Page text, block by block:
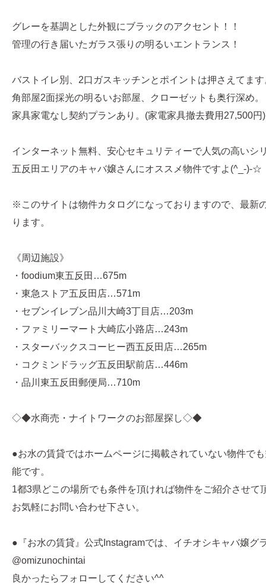
グレーを基調とした外観にブラックのアクセント！！
管理の行き届いたガラス張りの明るいエントランス！
バストイレ別、2口ガスキッチンとポイントは押さえてます
角部屋2面採光の明るいお部屋、クローゼットも奥行深め。
家具家電なし契約プランあり。(家電家具撤去費用27,500円)
インターネット無料、安心セキュリティーで人気の高いシ
五反田エリアのキャバ嬢さんにオススメ物件ですよ(^_-)-☆
※このサイトは物件カタログになっておりますので、最新
ります。
《周辺施設》
・foodium東五反田…675m
・東急ストア五反田店…571m
・セブンイレブン品川大崎3丁目店…203m
・ファミリーマート大崎広小路店…243m
・スターバックスコーヒー西五反田店…265m
・コクミンドラッグ五反田駅前店…446m
・品川東五反田郵便局…710m
◇◆水商売・ナイトワークのお部屋探し◇◆
●お水の賃貸ではホームページに掲載されていない物件で
能です。
1都3県どこの場所でも条件を頂ければ物件をご紹介させて
お気軽にお問い合わせ下さい。
●『お水の賃貸』公式Instagramでは、イチオシキャバ嬢グ
@omizunochintai
良かったらフォローしてください^^